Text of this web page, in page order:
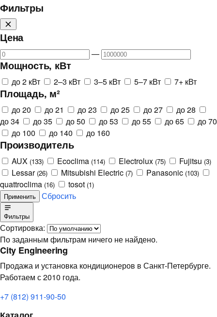
Фильтры
Цена
—
Мощность, кВт
до 2 кВт 2–3 кВт 3–5 кВт 5–7 кВт 7+ кВт
Площадь, м²
до 20 до 21 до 23 до 25 до 27
до 28
до 34
до 35 до 50 до 53 до 55 до 65
до 70
до 100
до 140 до 160
Производитель
AUX (133) Ecoclima (114) Electrolux (75) Fujitsu (3)
Lessar (26) Mitsubishi Electric (7) Panasonic (103)
quattroclima (16) tosot (1)
Применить
Сбросить
Фильтры
Сортировка:
По заданным фильтрам ничего не найдено.
City Engineering
Продажа и установка кондиционеров в Санкт-Петербурге.
Работаем с 2010 года.
+7 (812) 911-90-50